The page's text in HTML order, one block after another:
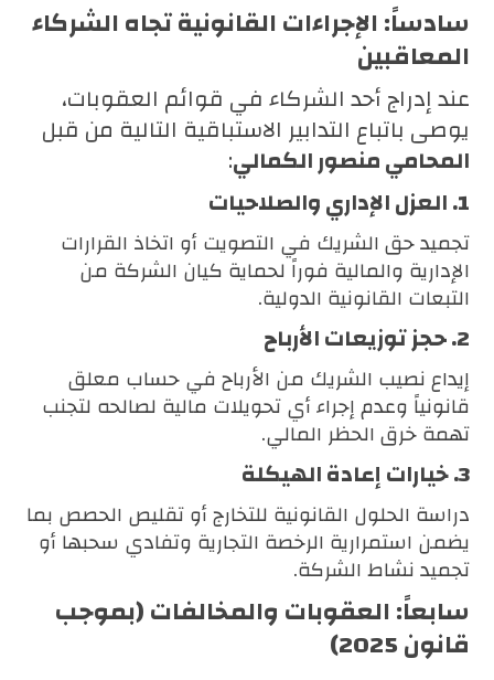
سادساً: الإجراءات القانونية تجاه الشركاء
المعاقبين
عند إدراج أحد الشركاء في قوائم العقوبات،
يوصى باتباع التدابير الاستباقية التالية من قبل
المحامي منصور الكمالي:
1. العزل الإداري والصلاحيات
تجميد حق الشريك في التصويت أو اتخاذ القرارات
الإدارية والمالية فوراً لحماية كيان الشركة من
التبعات القانونية الدولية.
2. حجز توزيعات الأرباح
إيداع نصيب الشريك من الأرباح في حساب معلق
قانونياً وعدم إجراء أي تحويلات مالية لصالحه لتجنب
تهمة خرق الحظر المالي.
3. خيارات إعادة الهيكلة
دراسة الحلول القانونية للتخارج أو تقليص الحصص بما
يضمن استمرارية الرخصة التجارية وتفادي سحبها أو
تجميد نشاط الشركة.
سابعاً: العقوبات والمخالفات (بموجب
قانون 2025)